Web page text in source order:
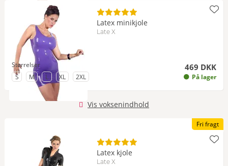
Latex minikjole
Late X
469 DKK
På lager
Størrelser
til Størrelse
S til Størrelse
M til Størrelse
L til Størrelse
XL til Størrelse
2XL
Vis voksenindhold
Fri fragt
Latex kjole
Late X